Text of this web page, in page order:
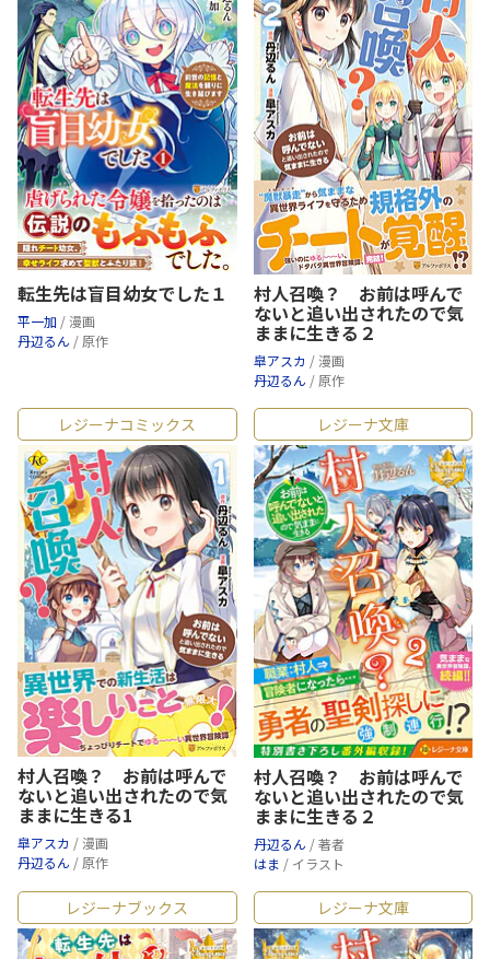
転生先は盲目幼女でした１
平一加 / 漫画
丹辺るん / 原作
村人召喚？ お前は呼んで
ないと追い出されたので気
ままに生きる２
皐アスカ / 漫画
丹辺るん / 原作
レジーナコミックス
村人召喚？ お前は呼んで
ないと追い出されたので気
ままに生きる1
皐アスカ / 漫画
丹辺るん / 原作
レジーナ文庫
村人召喚？ お前は呼んで
ないと追い出されたので気
ままに生きる２
丹辺るん / 著者
はま / イラスト
レジーナブックス レジーナ文庫